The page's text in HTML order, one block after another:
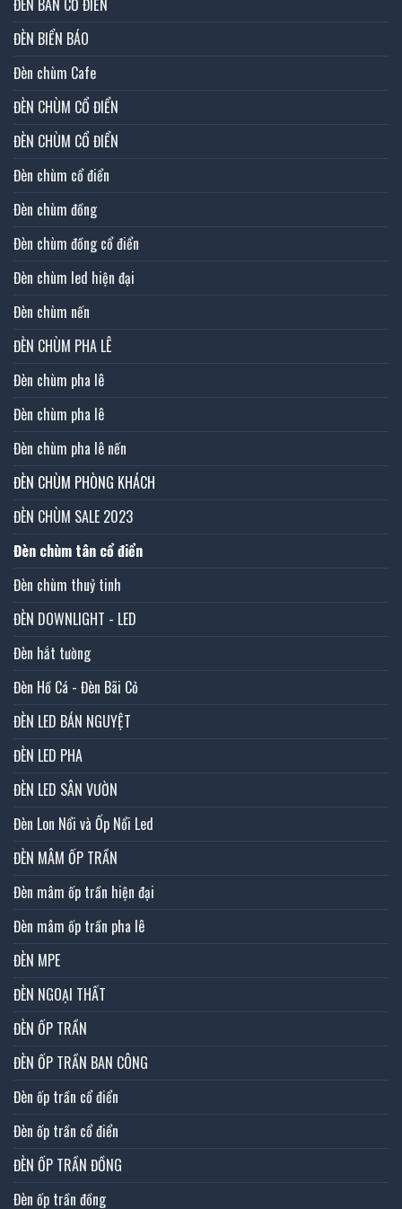
ĐÈN BIỂN BÁO
Đèn chùm Cafe
ĐÈN CHÙM CỔ ĐIỂN
ĐÈN CHÙM CỔ ĐIỂN
Đèn chùm cổ điển
Đèn chùm đồng
Đèn chùm đồng cổ điển
Đèn chùm led hiện đại
Đèn chùm nến
ĐÈN CHÙM PHA LÊ
Đèn chùm pha lê
Đèn chùm pha lê
Đèn chùm pha lê nến
ĐÈN CHÙM PHÒNG KHÁCH
ĐÈN CHÙM SALE 2023
Đèn chùm tân cổ điển
Đèn chùm thuỷ tinh
ĐÈN DOWNLIGHT - LED
Đèn hắt tường
Đèn Hồ Cá - Đèn Bãi Cỏ
ĐÈN LED BÁN NGUYỆT
ĐÈN LED PHA
ĐÈN LED SÂN VƯỜN
Đèn Lon Nổi và Ốp Nổi Led
ĐÈN MÂM ỐP TRẦN
Đèn mâm ốp trần hiện đại
Đèn mâm ốp trần pha lê
ĐÈN MPE
ĐÈN NGOẠI THẤT
ĐÈN ỐP TRẦN
ĐÈN ỐP TRẦN BAN CÔNG
Đèn ốp trần cổ điển
Đèn ốp trần cổ điển
ĐÈN ỐP TRẦN ĐỒNG
Đèn ốp trần đồng